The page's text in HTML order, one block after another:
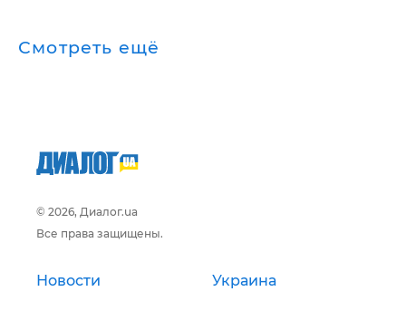
Смотреть ещё
© 2026, Диалог.ua
Все права защищены.
Новости Украина